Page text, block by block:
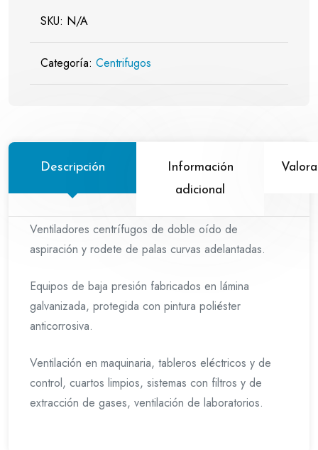
SKU: N/A
Categoría: Centrifugos
Descripción
Información
adicional
Ventiladores centrífugos de doble oído de
aspiración y rodete de palas curvas adelantadas.
Equipos de baja presión fabricados en lámina
galvanizada, protegida con pintura poliéster
anticorrosiva.
Ventilación en maquinaria, tableros eléctricos y de
control, cuartos limpios, sistemas con filtros y de
extracción de gases, ventilación de laboratorios.